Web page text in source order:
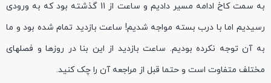
به سمت کاخ ادامه مسیر دادیم و ساعت از 11 گذشته بود که به ورودی
رسیدیم اما با درب بسته مواجه شدیم! ساعت بازدید تمام شده بود و ما
به آن توجه نکرده بودیم. ساعت بازدید از این بنا در روزها و فصلهای
مختلف متفاوت است و حتما قبل از مراجعه آن را چک کنید.